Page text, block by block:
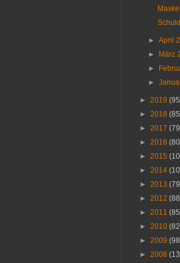
►April
►
März
►
►
► 2019
► 2018
► 2017
► 2016
► 2015
► 2014
► 2013
► 2012
► 2011
► 2010
► 2009
► 2008